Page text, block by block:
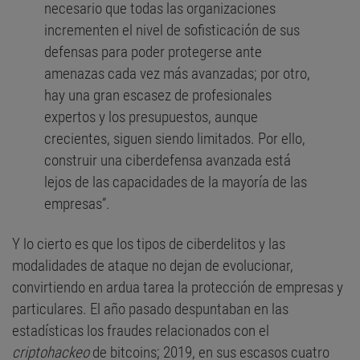
necesario que todas las organizaciones
incrementen el nivel de sofisticación de sus
defensas para poder protegerse ante
amenazas cada vez más avanzadas; por otro,
hay una gran escasez de profesionales
expertos y los presupuestos, aunque
crecientes, siguen siendo limitados. Por ello,
construir una ciberdefensa avanzada está
lejos de las capacidades de la mayoría de las
empresas”.
Y lo cierto es que los tipos de ciberdelitos y las
modalidades de ataque no dejan de evolucionar,
convirtiendo en ardua tarea la protección de empresas y
particulares. El año pasado despuntaban en las
estadísticas los fraudes relacionados con el
criptohackeode bitcoins; 2019, en sus escasos cuatro